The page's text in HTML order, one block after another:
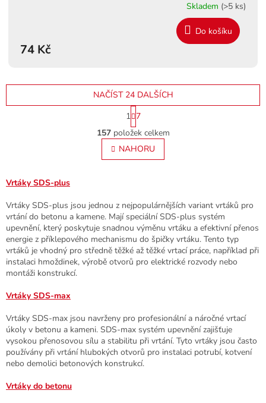
Skladem (>5 ks)
74 Kč
Do košíku
O
v
l
á
í
p
r
v
k
y
s
u
NAČÍST 24 DALŠÍCH
S
t
r
á
n
k
n
í
1 7
157položek celkem
NAHORU
Vrtáky SDS-plus
Vrtáky SDS-plus jsou jednou z nejpopulárnějších variant vrtáků pro
vrtání do betonu a kamene. Mají speciální SDS-plus systém
upevnění, který poskytuje snadnou výměnu vrtáku a efektivní přenos
energie z příklepového mechanismu do špičky vrtáku. Tento typ
vrtáků je vhodný pro středně těžké až těžké vrtací práce, například při
instalaci hmoždinek, výrobě otvorů pro elektrické rozvody nebo
montáži konstrukcí.
Vrtáky SDS-max
Vrtáky SDS-max jsou navrženy pro profesionální a náročné vrtací
úkoly v betonu a kameni. SDS-max systém upevnění zajišťuje
vysokou přenosovou sílu a stabilitu při vrtání. Tyto vrtáky jsou často
používány při vrtání hlubokých otvorů pro instalaci potrubí, kotvení
nebo demolici betonových konstrukcí.
Vrtáky do betonu